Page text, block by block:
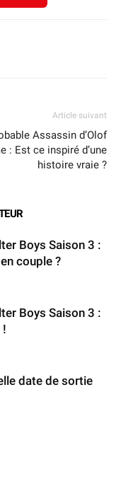
Article suivant
Assassin d’Olof
: Est ce inspiré d’une
histoire vraie ?
Boys Saison 3 :
couple ?
Boys Saison 3 :
!
date de sortie